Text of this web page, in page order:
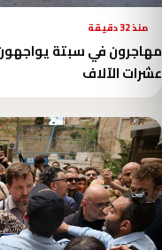
منذ 32 دقيقة
مهاجرون في سبتة
عشرات الآلاف